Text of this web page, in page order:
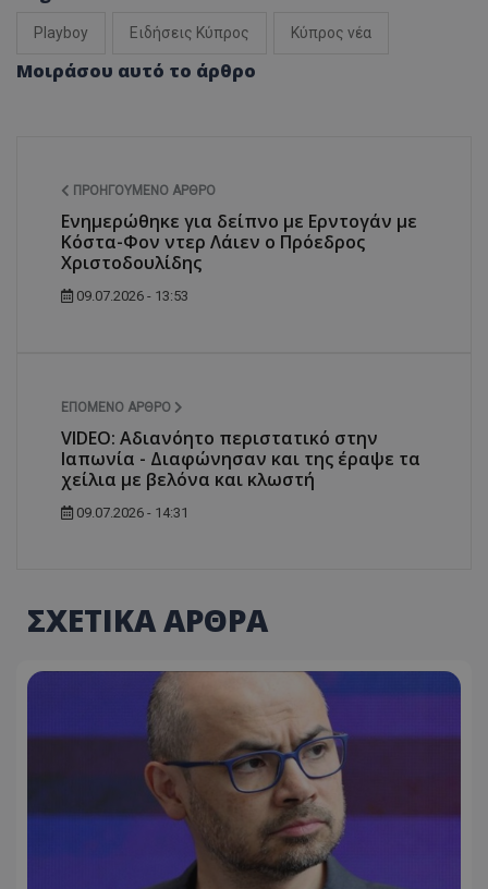
Playboy Ειδήσεις Κύπρος Κύπρος νέα
Μοιράσου αυτό το άρθρο
ΠΡΟΗΓΟΎΜΕΝΟ ΆΡΘΡΟ
Ενημερώθηκε για δείπνο με Ερντογάν με
Κόστα-Φον ντερ Λάιεν ο Πρόεδρος
Χριστοδουλίδης
09.07.2026 - 13:53
ΕΠΌΜΕΝΟ ΆΡΘΡΟ
VIDEO: Αδιανόητο περιστατικό στην
Ιαπωνία - Διαφώνησαν και της έραψε τα
χείλια με βελόνα και κλωστή
09.07.2026 - 14:31
ΣΧΕΤΙΚΑ ΑΡΘΡΑ